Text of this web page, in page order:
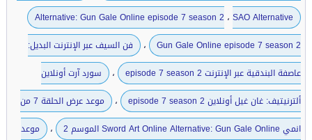
Alternative: Gun Gale Online episode 7 season 2 ، SAO Alternative
Gun Gale Online episode 7 season 2
،
فن السيف عبر الإنترنت البديل:
عاصفة البندقية عبر الإنترنت episode 7 season 2
،
سورد آرت أونلاين
ألترنيتيف: غان غيل أونلاين episode 7 season 2
،
موعد عرض الحلقة 7 من
انمي Sword Art Online Alternative: Gun Gale Online الموسم 2
،
موعد